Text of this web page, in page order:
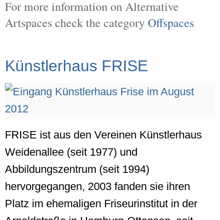
For more information on Alternative
Artspaces check the categoryOffspaces
Künstlerhaus FRISE
FRISE ist aus den Vereinen Künstlerhaus
Weidenallee (seit 1977) und
Abbildungszentrum (seit 1994)
hervorgegangen, 2003 fanden sie ihren
Platz im ehemaligen Friseurinstitut in der